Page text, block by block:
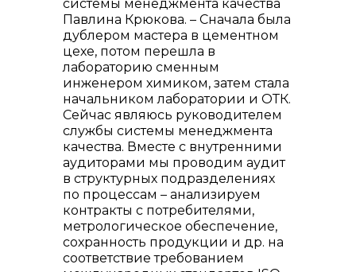
системы менеджмента качества
Павлина Крюкова. – Сначала была
дублером мастера в цементном
цехе, потом перешла в
лабораторию сменным
инженером химиком, затем стала
начальником лаборатории и ОТК.
Сейчас являюсь руководителем
службы системы менеджмента
качества. Вместе с внутренними
аудиторами мы проводим аудит
в структурных подразделениях
по процессам – анализируем
контракты с потребителями,
метрологическое обеспечение,
сохранность продукции и др. на
соответствие требованием